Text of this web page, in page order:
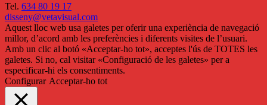
Tel. 634 80 19 17
disseny@vetavisual.com
Aquest lloc web usa galetes per oferir una experiència de navegació
millor, d’acord amb les preferències i diferents visites de l’usuari.
Amb un clic al botó «Acceptar-ho tot», acceptes l'ús de TOTES les
galetes. Si no, cal visitar «Configuració de les galetes» per a
especificar-hi els consentiments.
Configurar Acceptar-ho tot